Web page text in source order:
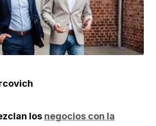
los negocios con la